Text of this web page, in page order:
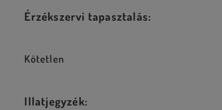
Érzékszervi tapasztalás:
Kötetlen
Illatjegyzék: